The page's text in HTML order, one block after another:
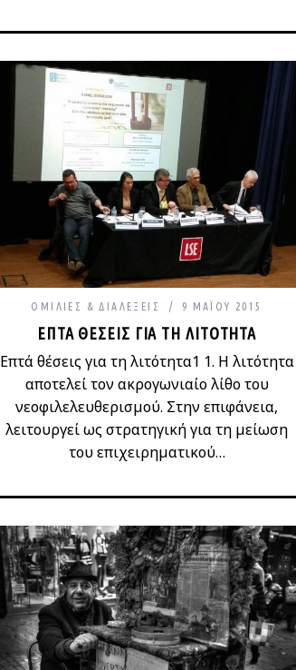
ΟΜΙΛΊΕΣ & ΔΙΑΛΈΞΕΙΣ 9 ΜΑΪ́ΟΥ 2015
ΕΠΤΆ ΘΈΣΕΙΣ ΓΙΑ ΤΗ ΛΙΤΌΤΗΤΑ
Επτά θέσεις για τη λιτότητα1 1. Η λιτότητα
αποτελεί τον ακρογωνιαίο λίθο του
νεοφιλελευθερισμού. Στην επιφάνεια,
λειτουργεί ως στρατηγική για τη μείωση
του επιχειρηματικού…